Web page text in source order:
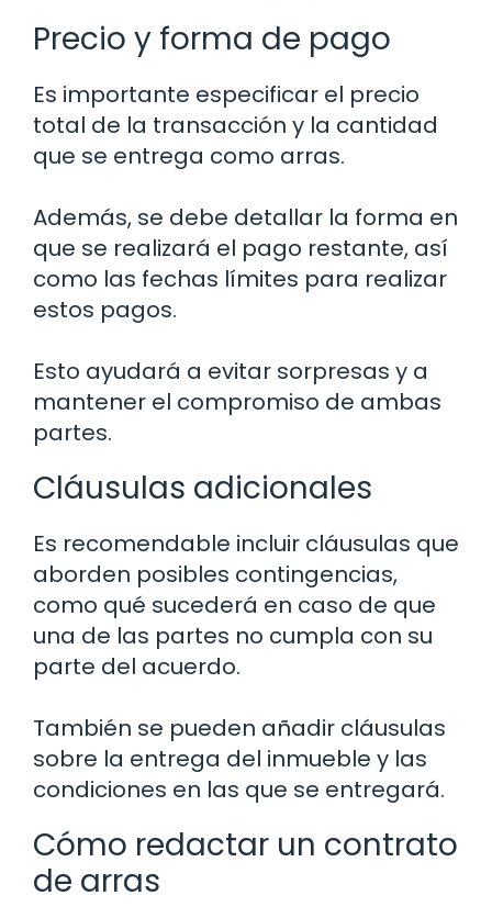
Precio y forma de pago
Es importante especificar el precio
total de la transacción y la cantidad
que se entrega como arras.
Además, se debe detallar la forma en
que se realizará el pago restante, así
como las fechas límites para realizar
estos pagos.
Esto ayudará a evitar sorpresas y a
mantener el compromiso de ambas
partes.
Cláusulas adicionales
Es recomendable incluir cláusulas que
aborden posibles contingencias,
como qué sucederá en caso de que
una de las partes no cumpla con su
parte del acuerdo.
También se pueden añadir cláusulas
sobre la entrega del inmueble y las
condiciones en las que se entregará.
Cómo redactar un contrato
de arras